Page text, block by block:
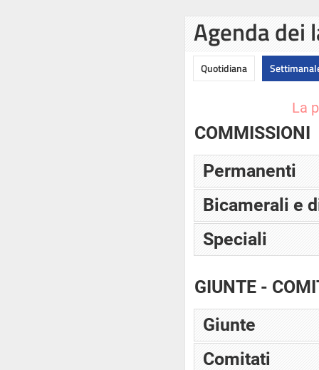
Agenda dei
Quotidiana
La
COMMISSIONI
Permanenti
Bicamerali e
Speciali
GIUNTE -
Giunte
Comitati